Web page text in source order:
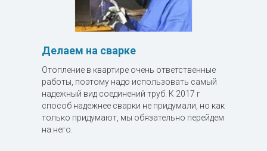
Делаем на сварке
Отопление в квартире очень ответственные
работы, поэтому надо использовать самый
надежный вид соединений труб. К 2017 г
способ надежнее сварки не придумали, но как
только придумают, мы обязательно перейдем
на него.